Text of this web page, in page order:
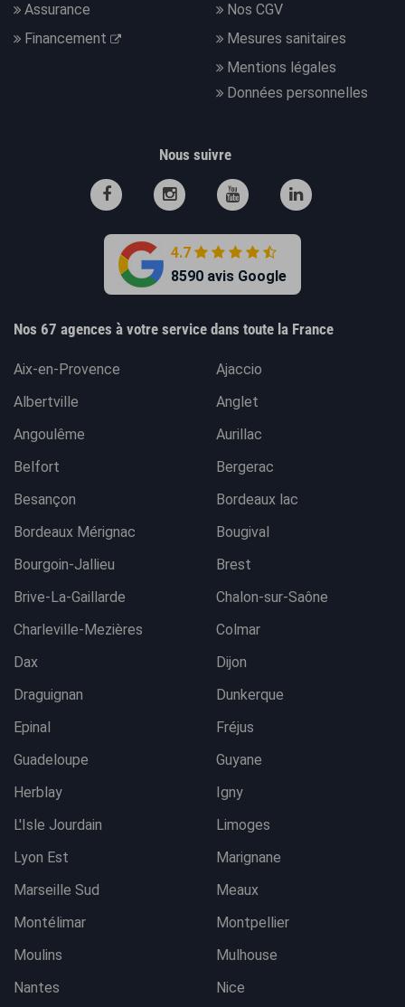
Assurance
Financement
Nos CGV
Mesures sanitaires
Mentions légales
Données personnelles
Nous suivre
4.7
8590 avis Google
Nos 67 agences à votre service dans toute la France
Aix-en-Provence
Ajaccio
Albertville
Anglet
Angoulême
Aurillac
Belfort
Bergerac
Besançon
Bordeaux lac
Bordeaux Mérignac
Bougival
Bourgoin-Jallieu
Brest
Brive-La-Gaillarde
Chalon-sur-Saône
Charleville-Mezières
Colmar
Dax
Dijon
Draguignan
Dunkerque
Epinal
Fréjus
Guadeloupe
Guyane
Herblay
Igny
L'Isle Jourdain
Limoges
Lyon Est
Marignane
Marseille Sud
Meaux
Montélimar
Montpellier
Moulins
Mulhouse
Nantes
Nice